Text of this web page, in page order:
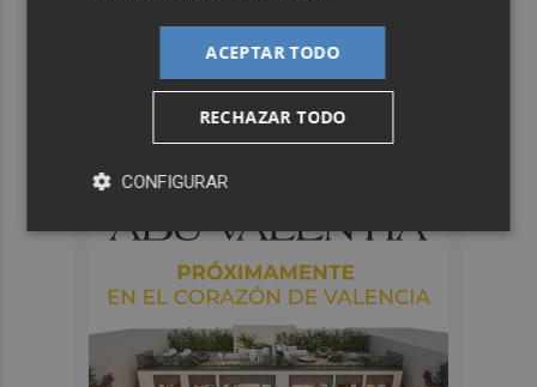
ACEPTAR TODO
RECHAZAR TODO
CONFIGURAR